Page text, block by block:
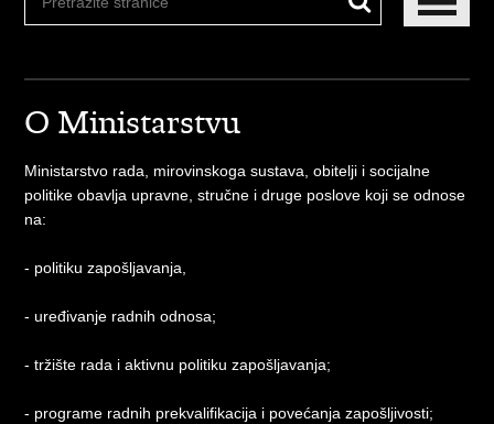
O Ministarstvu
Ministarstvo rada, mirovinskoga sustava, obitelji i socijalne
politike obavlja upravne, stručne i druge poslove koji se odnose
na:
- politiku zapošljavanja,
- uređivanje radnih odnosa;
- tržište rada i aktivnu politiku zapošljavanja;
- programe radnih prekvalifikacija i povećanja zapošljivosti;